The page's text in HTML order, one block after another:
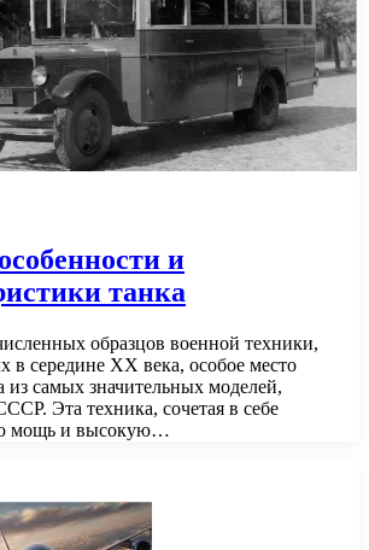
и
танка
образцов военной техники,
в середине XX века, особое место
из самых значительных моделей,
Эта техника, сочетая в себе
мощь и высокую…